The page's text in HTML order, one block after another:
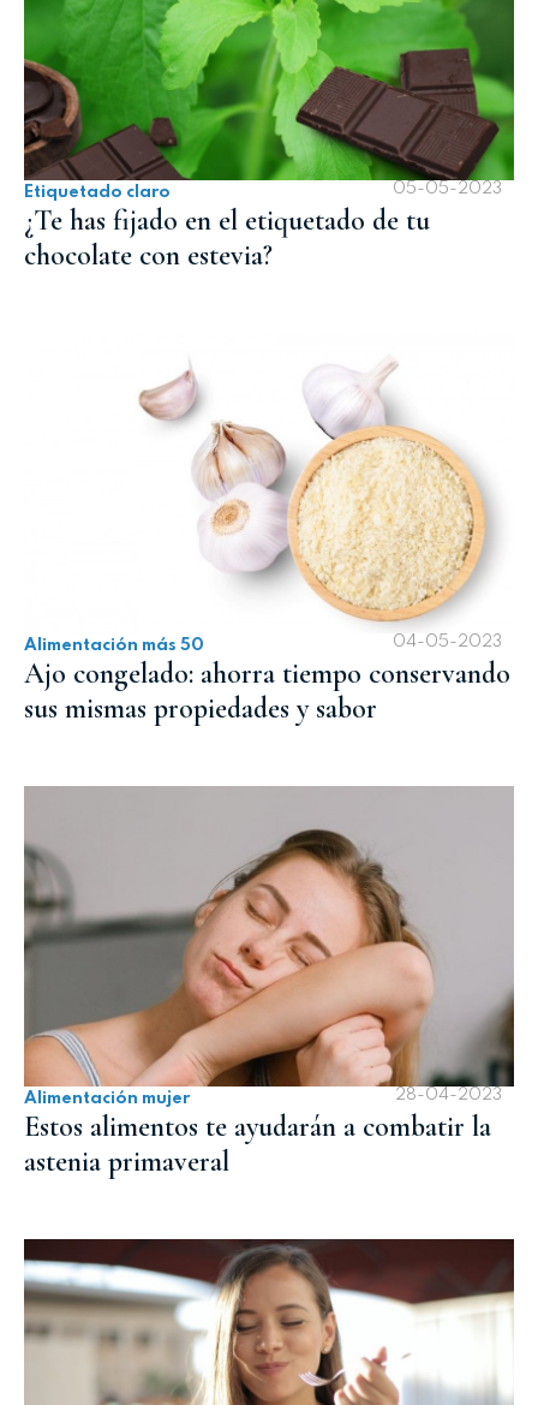
Etiquetado claro 05-05-2023
¿Te has fijado en el etiquetado de tu
chocolate con estevia?
Alimentación más 50 04-05-2023
Ajo congelado: ahorra tiempo conservando
sus mismas propiedades y sabor
Alimentación mujer 28-04-2023
Estos alimentos te ayudarán a combatir la
astenia primaveral